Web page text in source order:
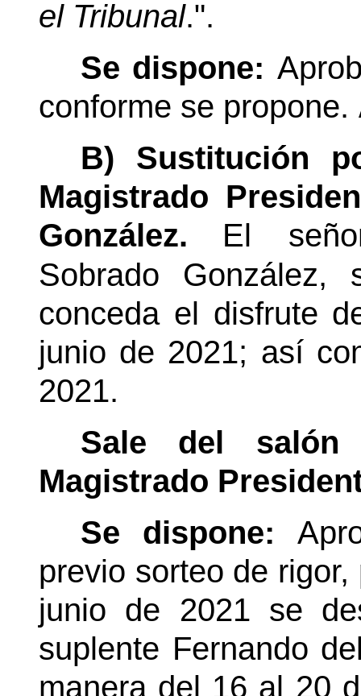
el Tribunal.".
Se dispone:
conforme se propone.
B) Sustitución
Magistrado
González.
El
Sobrado González,
conceda el disfrute
junio de 2021; así
2021.
Sale del
Magistrado
Se dispone:
previo sorteo de
junio de 2021 se
suplente Fernando
manera del 16 al 20